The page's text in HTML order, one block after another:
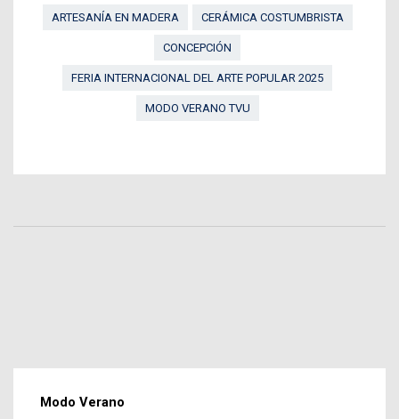
ARTESANÍA EN MADERA
CERÁMICA COSTUMBRISTA
CONCEPCIÓN
FERIA INTERNACIONAL DEL ARTE POPULAR 2025
MODO VERANO TVU
Modo Verano